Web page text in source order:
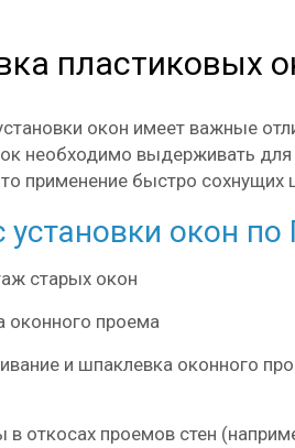
пластиковых
окон имеет важные
необходимо выдерживать
применение быстро
установки окон по
старых окон
оконного проема
и шпаклевка оконного
в откосах проемов стен